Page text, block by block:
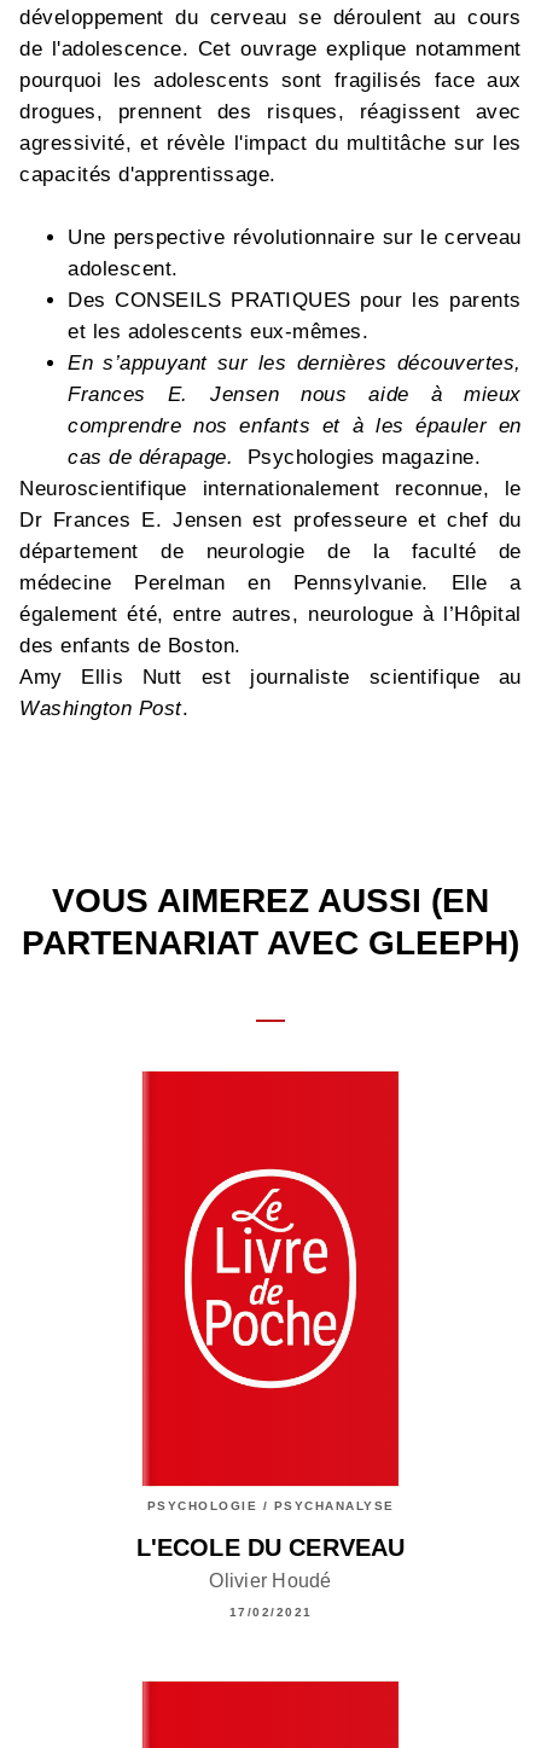
développement du cerveau se déroulent au cours
de l'adolescence. Cet ouvrage explique notamment
pourquoi les adolescents sont fragilisés face aux
drogues, prennent des risques, réagissent avec
agressivité, et révèle l'impact du multitâche sur les
capacités d'apprentissage.
Une perspective révolutionnaire sur le cerveau
adolescent.
Des CONSEILS PRATIQUES pour les parents
et les adolescents eux-mêmes.
En s’appuyant sur les dernières découvertes,
Frances E. Jensen nous aide à mieux
comprendre nos enfants et à les épauler en
cas de dérapage.
Psychologies magazine.
Neuroscientifique internationalement reconnue, le
Dr Frances E. Jensen est professeure et chef du
département de neurologie de la faculté de
médecine Perelman en Pennsylvanie. Elle a
également été, entre autres, neurologue à l’Hôpital
des enfants de Boston.
Amy Ellis Nutt est journaliste scientifique au
Washington Post.
VOUS AIMEREZ AUSSI (EN
PARTENARIAT AVEC GLEEPH)
PSYCHOLOGIE / PSYCHANALYSE
L'ECOLE DU CERVEAU
Olivier Houdé
17/02/2021